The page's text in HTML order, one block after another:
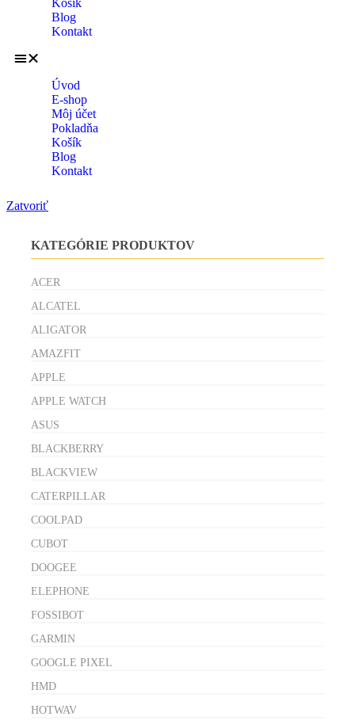
Košík
Blog
Kontakt
Úvod
E-shop
Môj účet
Pokladňa
Košík
Blog
Kontakt
Zatvoriť
KATEGÓRIE PRODUKTOV
ACER
ALCATEL
ALIGATOR
AMAZFIT
APPLE
APPLE WATCH
ASUS
BLACKBERRY
BLACKVIEW
CATERPILLAR
COOLPAD
CUBOT
DOOGEE
ELEPHONE
FOSSIBOT
GARMIN
GOOGLE PIXEL
HMD
HOTWAV